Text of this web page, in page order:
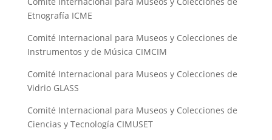
Etnografía ICME
Comité Internacional para Museos y Colecciones de
Instrumentos y de Música CIMCIM
Comité Internacional para Museos y Colecciones de
Vidrio GLASS
Comité Internacional para Museos y Colecciones de
Ciencias y Tecnología CIMUSET